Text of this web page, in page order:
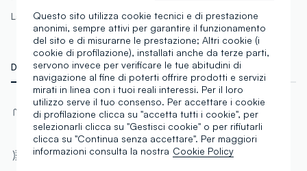
La modella è alta 172 cm ed indossa una S
DETTAGLI TECNICI MATERIALI E FILIERA
Materiale
Cotone
Tessuto
Jersey
Vestibilità
Senza tasca anteriore
Questo sito utilizza cookie tecnici e di prestazione
anonimi, sempre attivi per garantire il funzionamento
del sito e di misurarne le prestazione; Altri cookie (i
cookie di profilazione), installati anche da terze parti,
servono invece per verificare le tue abitudini di
navigazione al fine di poterti offrire prodotti e servizi
mirati in linea con i tuoi reali interessi. Per il loro
utilizzo serve il tuo consenso. Per accettare i cookie
di profilazione clicca su "accetta tutti i cookie", per
selezionarli clicca su "Gestisci cookie" o per rifiutarli
clicca su "Continua senza accettare". Per maggiori
informazioni consulta la nostra Cookie Policy